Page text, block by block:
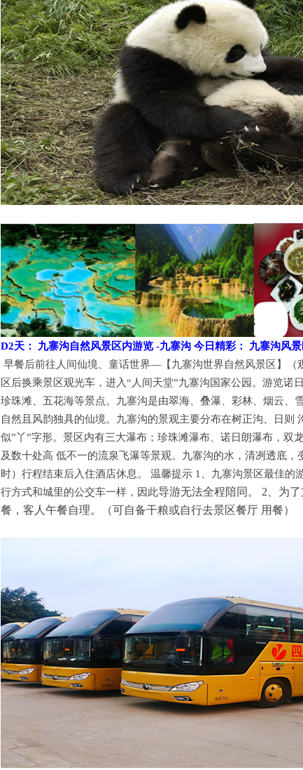
D2天：
九寨沟自然风景区内游览 -九寨沟 今日精彩： 九寨沟风景
早餐后前往人间仙境、童话世界―【九寨沟世界自然风景区】（
区后换乘景区观光车，进入“人间天堂”九寨沟国家公园。游览诺
珍珠滩、五花海等景点。九寨沟是由翠海、叠瀑、彩林、烟云、
自然且风韵独具的仙境。九寨沟的景观主要分布在树正沟、日则
似”丫”字形。景区内有三大瀑布；珍珠滩瀑布、诺日朗瀑布，双
及数十处高 低不一的流泉飞瀑等景观。九寨沟的水，清冽透底
时）行程结束后入住酒店休息。 温馨提示 1、九寨沟景区最佳的
行方式和城里的公交车一样，因此导游无法全程陪同。 2、为
餐，客人午餐自理。（可自备干粮或自行去景区餐厅 用餐）